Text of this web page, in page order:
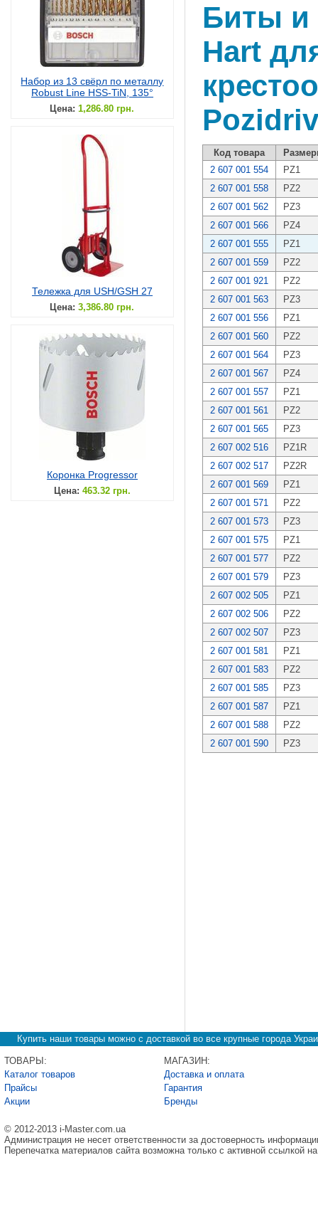
Набор из 13 свёрл по металлу
Robust Line HSS-TiN, 135°
Цена: 1,286.80 грн.
Тележка для USH/GSH 27
Цена: 3,386.80 грн.
Коронка Progressor
Цена: 463.32 грн.
Биты и
Hart
Pozidriv
Код товара
2 607 001 554
PZ1
2 607 001 558
PZ2
2 607 001 562
PZ3
2 607 001 566
PZ4
2 607 001 555
PZ1
2 607 001 559
PZ2
2 607 001 921
PZ2
2 607 001 563
PZ3
2 607 001 556
PZ1
2 607 001 560
PZ2
2 607 001 564
PZ3
2 607 001 567
PZ4
2 607 001 557
PZ1
2 607 001 561
PZ2
2 607 001 565
PZ3
2 607 002 516
PZ1R
2 607 002 517
PZ2R
2 607 001 569
PZ1
2 607 001 571
PZ2
2 607 001 573
PZ3
2 607 001 575
PZ1
2 607 001 577
PZ2
2 607 001 579
PZ3
2 607 002 505
PZ1
2 607 002 506
PZ2
2 607 002 507
PZ3
2 607 001 581
PZ1
2 607 001 583
PZ2
2 607 001 585
PZ3
2 607 001 587
PZ1
2 607 001 588
PZ2
2 607 001 590
PZ3
Купить наши товары можно с доставкой во все крупные города
ТОВАРЫ:
Каталог товаров
Прайсы
Акции
МАГАЗИН:
Доставка и оплата
Гарантия
Бренды
© 2012-2013 i-Master.com.ua
Администрация не несет ответственности за достоверность
Перепечатка материалов сайта возможна только с активной ссылкой